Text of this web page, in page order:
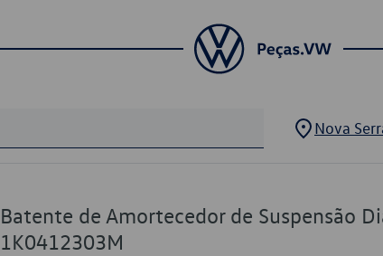
Nova
Batente de Amortecedor de Suspensão
1K0412303M